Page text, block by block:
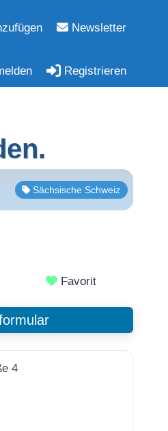
Newsletter
Registrieren
Sächsische Schweiz
Favorit
4